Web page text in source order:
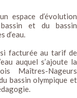
espace d’évolution
et du bassin
facturée au tarif de
auquel s’ajoute la
Maîtres-Nageurs
bassin olympique et